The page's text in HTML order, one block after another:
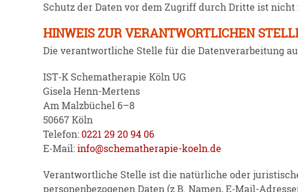
Schutz der Daten vor dem Zugriff durch Dritte ist nicht
HINWEIS ZUR VERANTWORTLICHEN
Die verant­wort­liche Stelle für die Daten­ver­ar­beitung
IST‑K Schema­the­rapie Köln UG
Gisela Henn-Mertens
Am Malzbüchel 6–8
50667 Köln
Telefon: 0221 29 20 94 06
E‑Mail:info@schema­the­rapie-koeln.de
Verant­wort­liche Stelle ist die natür­liche oder
perso­nen­be­zo­genen Daten (z.B. Namen, E‑Mail-